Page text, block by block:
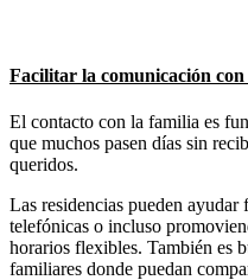
Facilitar la comunicación con
El contacto con la familia es
que muchos pasen días sin
queridos.
Las residencias pueden
telefónicas o incluso
horarios flexibles. También es
familiares donde puedan